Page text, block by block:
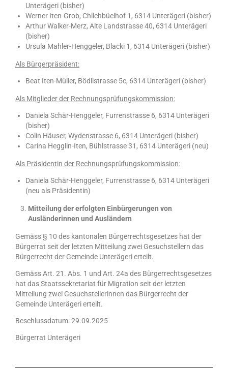
Unterägeri (bisher)
Werner Iten-Grob, Chilchbüelhof 1, 6314 Unterägeri (bisher)
Arthur Walker-Merz, Alte Landstrasse 40, 6314 Unterägeri
(bisher)
Ursula Mahler-Henggeler, Blacki 1, 6314 Unterägeri (bisher)
Als Bürgerpräsident:
Beat Iten-Müller, Bödlistrasse 5c, 6314 Unterägeri (bisher)
Als Mitglieder der Rechnungsprüfungskommission:
Daniela Schär-Henggeler, Furrenstrasse 6, 6314 Unterägeri
(bisher)
Colin Häuser, Wydenstrasse 6, 6314 Unterägeri (bisher)
Carina Hegglin-Iten, Bühlstrasse 31, 6314 Unterägeri (neu)
Als Präsidentin der Rechnungsprüfungskommission:
Daniela Schär-Henggeler, Furrenstrasse 6, 6314 Unterägeri
(neu als Präsidentin)
Mitteilung der erfolgten Einbürgerungen von
Ausländerinnen und Ausländern
Gemäss § 10 des kantonalen Bürgerrechtsgesetzes hat der
Bürgerrat seit der letzten Mitteilung zwei Gesuchstellern das
Bürgerrecht der Gemeinde Unterägeri erteilt.
Gemäss Art. 21. Abs. 1 und Art. 24a des Bürgerrechtsgesetzes
hat das Staatssekretariat für Migration seit der letzten
Mitteilung zwei Gesuchstellerinnen das Bürgerrecht der
Gemeinde Unterägeri erteilt.
Beschlussdatum: 29.09.2025
Bürgerrat Unterägeri